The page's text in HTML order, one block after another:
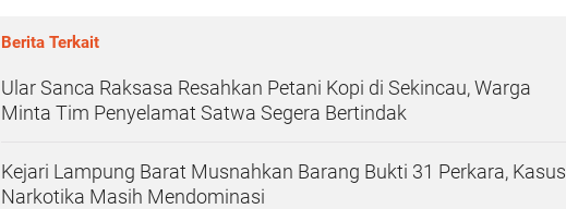
Berita Terkait
Ular Sanca Raksasa Resahkan Petani Kopi di Sekincau, Warga
Minta Tim Penyelamat Satwa Segera Bertindak
Kejari Lampung Barat Musnahkan Barang Bukti 31 Perkara, Kasus
Narkotika Masih Mendominasi